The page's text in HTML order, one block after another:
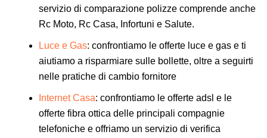
Affida Compara Assicura Semplice Cascina
(Cascina) PI
Lun-Ven 9:00-13:00; 15:30-19:30 VAI ALLO STORE
Affida Compara Assicura Semplice Lecco
servizio di comparazione polizze comprende anche
Rc Moto, Rc Casa, Infortuni e Salute.
Luce e Gas: confrontiamo le offerte luce e gas e ti
aiutiamo a risparmiare sulle bollette, oltre a seguirti
nelle pratiche di cambio fornitore
Internet Casa: confrontiamo le offerte adsl e le
offerte fibra ottica delle principali compagnie
telefoniche e offriamo un servizio di verifica